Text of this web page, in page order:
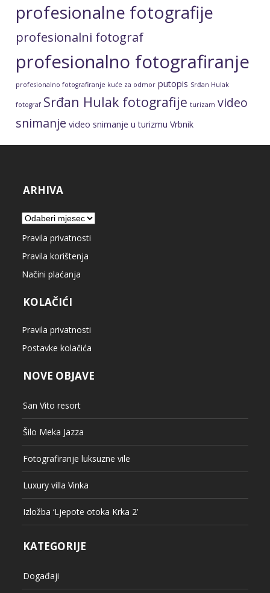
profesionalne fotografije
profesionalni fotograf
profesionalno fotografiranje
profesionalno fotografiranje kuće za odmor putopis Srđan Hulak
fotograf Srđan Hulak fotografije turizam video
snimanje video snimanje u turizmu Vrbnik
ARHIVA
Arhiva
Pravila privatnosti
Pravila korištenja
Načini plaćanja
KOLAČIĆI
Pravila privatnosti
Postavke kolačića
NOVE OBJAVE
San Vito resort
Šilo Meka Jazza
Fotografiranje luksuzne vile
Luxury villa Vinka
Izložba ‘Ljepote otoka Krka 2’
KATEGORIJE
Događaji